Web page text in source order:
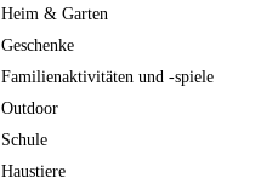
Heim & Garten
Geschenke
Familienaktivitäten und -spiele
Outdoor
Schule
Haustiere